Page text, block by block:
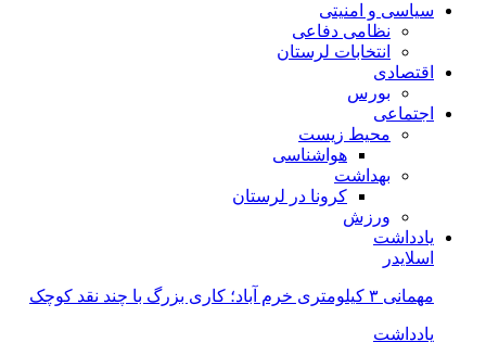
سیاسی و امنیتی
نظامی دفاعی
انتخابات لرستان
اقتصادی
بورس
اجتماعی
محیط زیست
هواشناسی
بهداشت
کرونا در لرستان
ورزش
یادداشت
اسلایدر
مهمانی ۳ کیلومتری خرم آباد؛ کاری بزرگ با چند نقد کوچک
یادداشت